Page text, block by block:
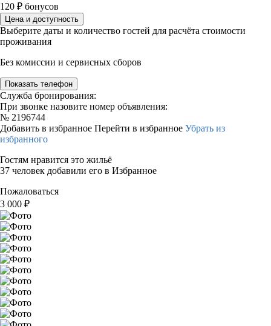
120 ₽ бонусов
Цена и доступность
Выберите даты и количество гостей для расчёта стоимости
проживания
Без комиссии и сервисных сборов
Показать телефон
Служба бронирования:
При звонке назовите номер объявления:
№ 2196744
Добавить в избранное Перейти в избранное Убрать из
избранного
Гостям нравится это жильё
37 человек добавили его в Избранное
Пожаловаться
3 000 ₽